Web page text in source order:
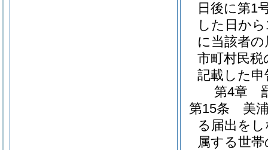
日後に第1
した日か
に当該者
市町村民
記載した
第4章
第15条
美
る届出を
属する世